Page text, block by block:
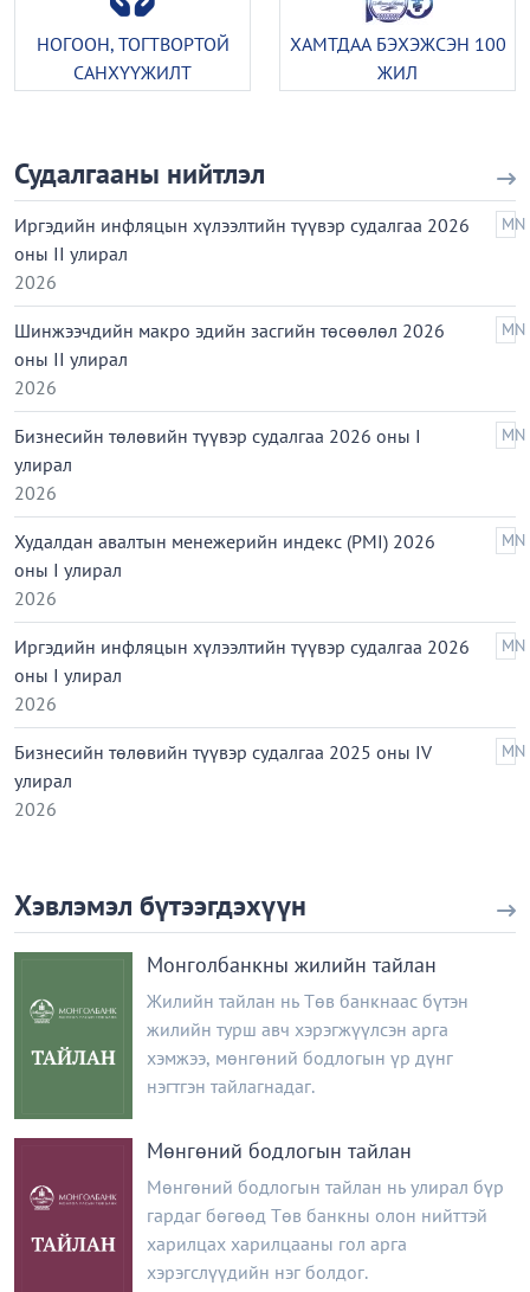
НОГООН, ТОГТВОРТОЙ
САНХҮҮЖИЛТ
ХАМТДАА БЭХЭЖСЭН 100
ЖИЛ
Судалгааны нийтлэл
Иргэдийн инфляцын хүлээлтийн түүвэр судалгаа 2026
оны II улирал
MN
2026
Шинжээчдийн макро эдийн засгийн төсөөлөл 2026
оны II улирал
MN
2026
Бизнесийн төлөвийн түүвэр судалгаа 2026 оны I
улирал
MN
2026
Худалдан авалтын менежерийн индекс (PMI) 2026
оны I улирал
MN
2026
Иргэдийн инфляцын хүлээлтийн түүвэр судалгаа 2026
оны I улирал
MN
2026
Бизнесийн төлөвийн түүвэр судалгаа 2025 оны IV
улирал
MN
2026
Хэвлэмэл бүтээгдэхүүн
Монголбанкны жилийн тайлан
Жилийн тайлан нь Төв банкнаас бүтэн
жилийн турш авч хэрэгжүүлсэн арга
хэмжээ, мөнгөний бодлогын үр дүнг
нэгтгэн тайлагнадаг.
Мөнгөний бодлогын тайлан
Мөнгөний бодлогын тайлан нь улирал бүр
гардаг бөгөөд Төв банкны олон нийттэй
харилцах харилцааны гол арга
хэрэгслүүдийн нэг болдог.